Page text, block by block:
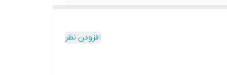
افزودن نظر